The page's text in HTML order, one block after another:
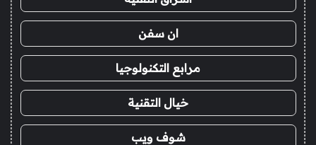
ان سفن
مرابع التكنولوجيا
خيال التقنية
شوف ويب